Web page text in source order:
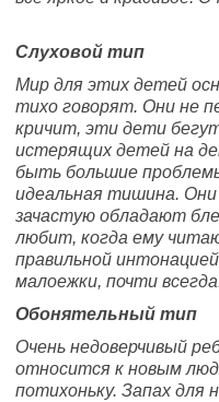
Слуховой тип
Мир для этих детей
тихо говорят. Они не
кричит, эти дети
истерящих детей на
быть большие
идеальная тишина.
зачастую обладают
любит, когда ему
правильной
малоежки, почти
Обонятельный тип
Очень недоверчивый
относится к новым
потихоньку. Запах для